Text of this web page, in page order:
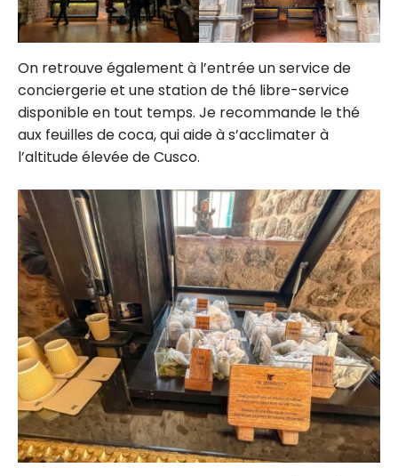
On retrouve également à l’entrée un service de
conciergerie et une station de thé libre-service
disponible en tout temps. Je recommande le thé
aux feuilles de coca, qui aide à s’acclimater à
l’altitude élevée de Cusco.